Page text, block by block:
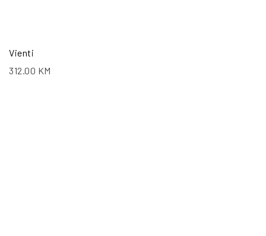
Vienti
312.00 KM